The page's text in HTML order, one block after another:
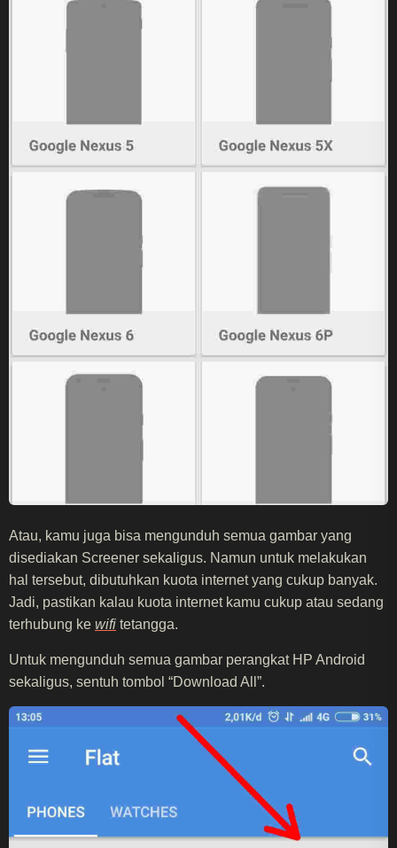
Atau, kamu juga bisa mengunduh semua gambar yang
disediakan Screener sekaligus. Namun untuk melakukan
hal tersebut, dibutuhkan kuota internet yang cukup banyak.
Jadi, pastikan kalau kuota internet kamu cukup atau sedang
terhubung ke wifi tetangga.
Untuk mengunduh semua gambar perangkat HP Android
sekaligus, sentuh tombol “Download All”.